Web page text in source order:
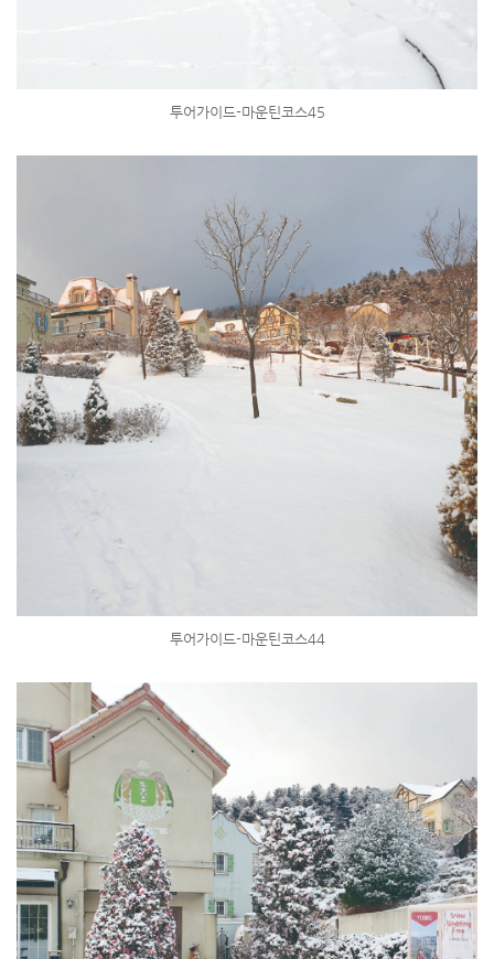
투어가이드-마운틴코스45
투어가이드-마운틴코스44